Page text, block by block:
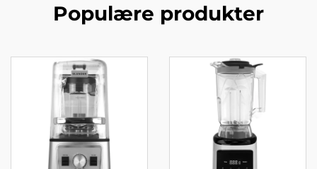
Populære produkter